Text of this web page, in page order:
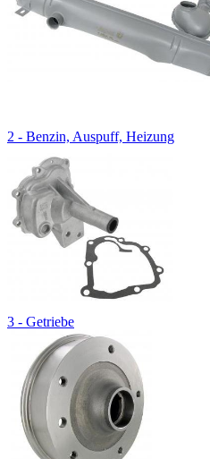
2 - Benzin, Auspuff, Heizung
3 - Getriebe